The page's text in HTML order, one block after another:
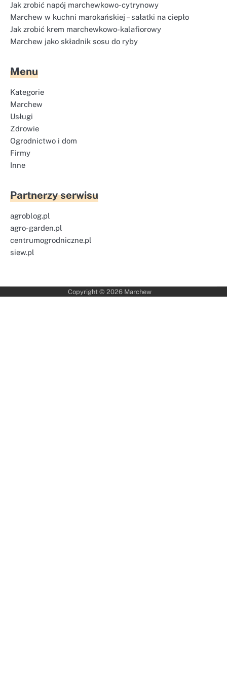
Jak zrobić napój marchewkowo-cytrynowy
Marchew w kuchni marokańskiej – sałatki na ciepło
Jak zrobić krem marchewkowo-kalafiorowy
Marchew jako składnik sosu do ryby
Menu
Kategorie
Marchew
Usługi
Zdrowie
Ogrodnictwo i dom
Firmy
Inne
Partnerzy serwisu
agroblog.pl
agro-garden.pl
centrumogrodniczne.pl
siew.pl
Copyright © 2026 Marchew